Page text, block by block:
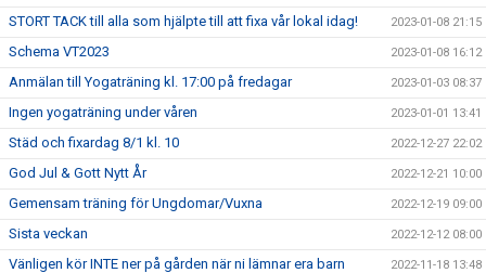
STORT TACK till alla som hjälpte till att fixa vår lokal idag! 2023-01-08 21:15
Schema VT2023 2023-01-08 16:12
Anmälan till Yogaträning kl. 17:00 på fredagar 2023-01-03 08:37
Ingen yogaträning under våren 2023-01-01 13:41
Städ och fixardag 8/1 kl. 10 2022-12-27 22:02
God Jul & Gott Nytt År 2022-12-21 10:00
Gemensam träning för Ungdomar/Vuxna 2022-12-19 09:00
Sista veckan 2022-12-12 08:00
Vänligen kör INTE ner på gården när ni lämnar era barn 2022-11-18 13:48